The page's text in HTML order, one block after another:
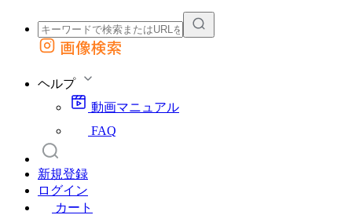
外部サイトの商品をカートに追加
画像検索
ヘルプ
動画マニュアル
FAQ
新規登録
ログイン
カート